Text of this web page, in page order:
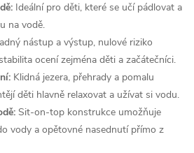
Ideální pro děti, které se učí pádlovat a
na vodě.
nástup a výstup, nulové riziko
ocení zejména děti a začátečníci.
Klidná jezera, přehrady a pomalu
děti hlavně relaxovat a užívat si vodu.
Sit-on-top konstrukce umožňuje
vody a opětovné nasednutí přímo z